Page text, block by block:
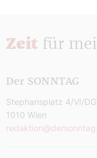
Zeit für
Der SONNTAG
Stephansplatz 4/VI/DG
1010 Wien